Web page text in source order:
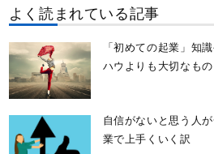
よく読まれている記事
「初めての起業」知
ハウよりも大切なもの
自信がないと思う人
業で上手くいく訳